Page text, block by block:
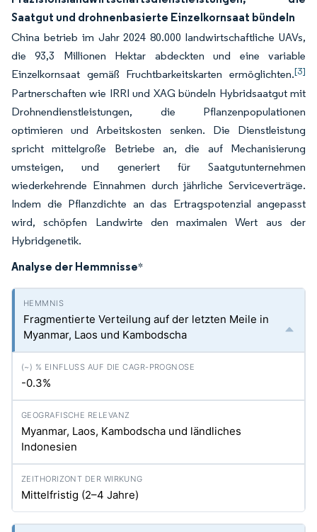
Saatgut und drohnenbasierte Einzelkornsaat bündeln
China betrieb im Jahr 2024 80.000 landwirtschaftliche UAVs,
die 93,3 Millionen Hektar abdeckten und eine variable
Einzelkornsaat gemäß Fruchtbarkeitskarten ermöglichten.[3]
Partnerschaften wie IRRI und XAG bündeln Hybridsaatgut mit
Drohnendienstleistungen, die Pflanzenpopulationen
optimieren und Arbeitskosten senken. Die Dienstleistung
spricht mittelgroße Betriebe an, die auf Mechanisierung
umsteigen, und generiert für Saatgutunternehmen
wiederkehrende Einnahmen durch jährliche Serviceverträge.
Indem die Pflanzdichte an das Ertragspotenzial angepasst
wird, schöpfen Landwirte den maximalen Wert aus der
Hybridgenetik.
Analyse der Hemmnisse*
Fragmentierte Verteilung auf der letzten Meile in
Myanmar, Laos und Kambodscha
-0.3%
Myanmar, Laos, Kambodscha und ländliches
Indonesien
Mittelfristig (2–4 Jahre)